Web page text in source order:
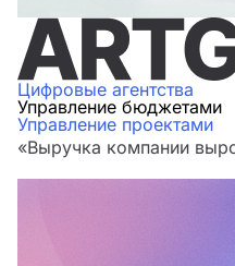
Цифровые агентства
Управление бюджетами
Управление проектами
«Выручка компании